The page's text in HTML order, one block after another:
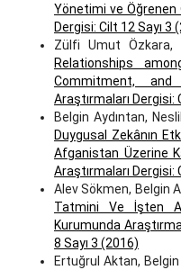
Yönetimi ve Öğrenen
Dergisi: Cilt 12 Sayı 3
Zülfi Umut Özkara,
Relationships
Commitment,
Araştırmaları Dergisi:
Belgin Aydıntan,
Duygusal Zekânın
Afganistan Üzerine
Araştırmaları Dergisi:
Alev Sökmen, Belgin
Tatmini Ve İşten
Kurumunda
8 Sayı 3 (2016)
Ertuğrul Aktan,